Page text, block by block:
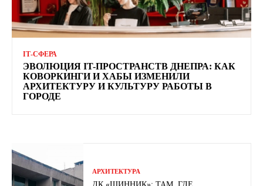
ІТ-СФЕРА
ЭВОЛЮЦИЯ IT-ПРОСТРАНСТВ ДНЕПРА: КАК
КОВОРКИНГИ И ХАБЫ ИЗМЕНИЛИ
АРХИТЕКТУРУ И КУЛЬТУРУ РАБОТЫ В
ГОРОДЕ
АРХИТЕКТУРА